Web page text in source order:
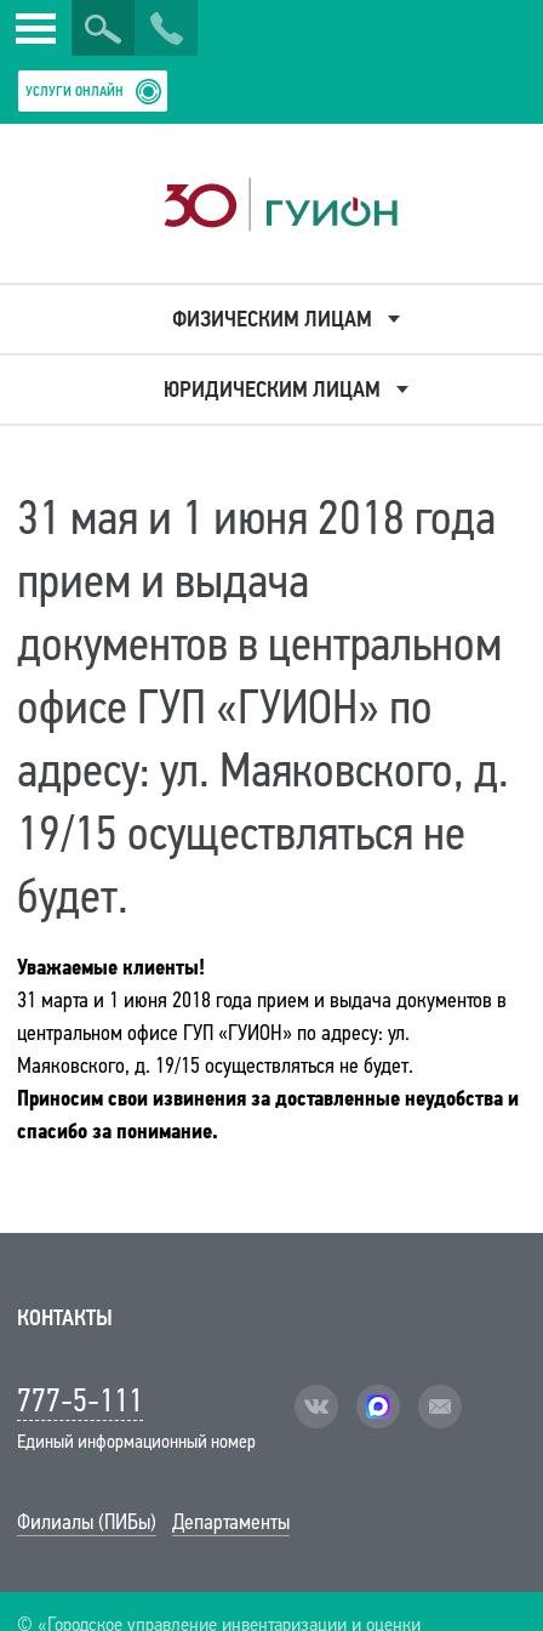
Закрыть
Искать
УСЛУГИ ОНЛАЙН
ФИЗИЧЕСКИМ ЛИЦАМ
ЮРИДИЧЕСКИМ ЛИЦАМ
31 мая и 1 июня 2018 года
прием и выдача
документов в центральном
офисе ГУП «ГУИОН» по
адресу: ул. Маяковского, д.
19/15 осуществляться не
будет.
Уважаемые клиенты!
31 марта и 1 июня 2018 года прием и выдача документов в
центральном офисе ГУП «ГУИОН» по адресу: ул.
Маяковского, д. 19/15 осуществляться не будет.
Приносим свои извинения за доставленные неудобства и
спасибо за понимание.
КОНТАКТЫ
777-5-111
Единый информационный номер
facebook
Филиалы (ПИБы) Департаменты
© «Городское управление инвентаризации и оценки